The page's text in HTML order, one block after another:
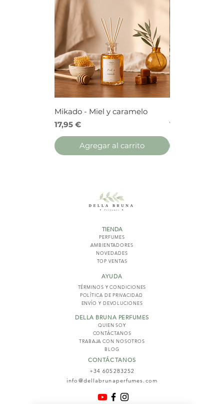
Mikado - Miel y caramelo
Precio
17,95 €
Agregar al carrito
Precio
17,95 €
TIENDA
PERFUMES
AMBIENTADORES
NOVEDADES
TOP VENTAS
AYUDA
TÉRMINOS Y CONDICIONES
POLÍTICA DE PRIVACIDAD
ENVÍO Y DEVOLUCIONES
DELLA BRUNA PERFUMES
QUIEN SOY
CONTÁCTANOS
TRABAJA CON NOSOTROS
BLOG
CONTÁCTANOS
+34 605283252
info@dellabrunaperfumes.com